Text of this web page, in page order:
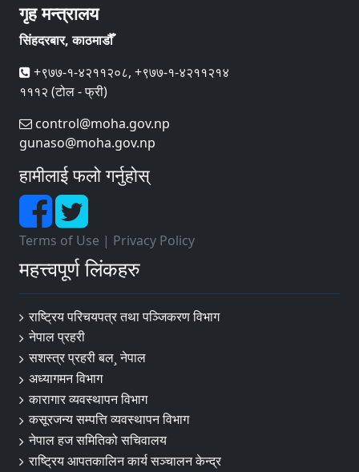
गृह मन्त्रालय
सिंहदरबार, काठमाडौँ
+९७७-१-४२११२०८, +९७७-१-४२११२१४
१११२ (टोल - फ्री)
control@moha.gov.np
gunaso@moha.gov.np
हामीलाई फलो गर्नुहोस्
Terms of Use | Privacy Policy
महत्त्वपूर्ण लिंकहरु
राष्ट्रिय परिचयपत्र तथा पञ्‍जिकरण विभाग
नेपाल प्रहरी
सशस्त्र प्रहरी बल¸ नेपाल
अध्यागमन विभाग
कारागार व्यवस्थापन विभाग
कसूरजन्य सम्पत्ति व्यवस्थापन विभाग
नेपाल हज समितिको सचिवालय
राष्ट्रिय आपतकालिन कार्य सञ्चालन केन्द्र